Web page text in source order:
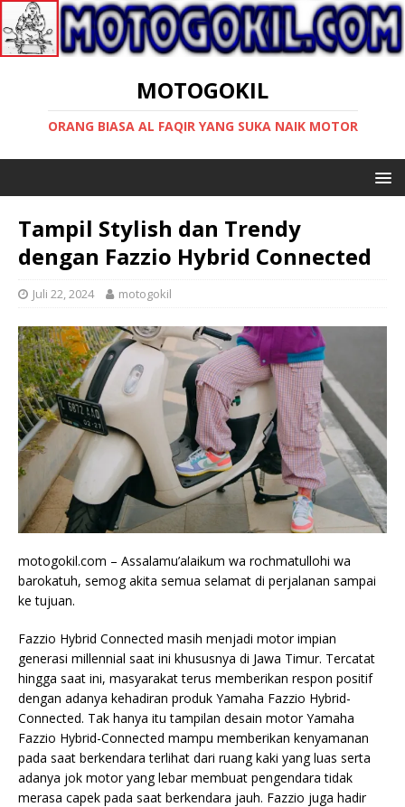
MOTOGOKIL
ORANG BIASA AL FAQIR YANG SUKA NAIK MOTOR
Tampil Stylish dan Trendy
dengan Fazzio Hybrid Connected
Juli 22, 2024 motogokil
motogokil.com – Assalamu’alaikum wa rochmatullohi wa
barokatuh, semog akita semua selamat di perjalanan sampai
ke tujuan.
Fazzio Hybrid Connected masih menjadi motor impian
generasi millennial saat ini khususnya di Jawa Timur. Tercatat
hingga saat ini, masyarakat terus memberikan respon positif
dengan adanya kehadiran produk Yamaha Fazzio Hybrid-
Connected. Tak hanya itu tampilan desain motor Yamaha
Fazzio Hybrid-Connected mampu memberikan kenyamanan
pada saat berkendara terlihat dari ruang kaki yang luas serta
adanya jok motor yang lebar membuat pengendara tidak
merasa capek pada saat berkendara jauh. Fazzio juga hadir